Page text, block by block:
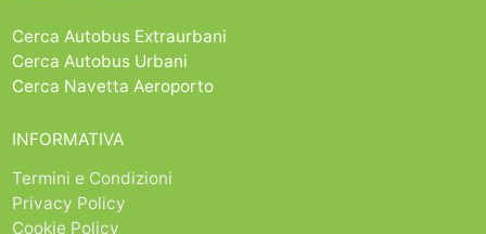
Cerca Autobus Extraurbani
Cerca Autobus Urbani
Cerca Navetta Aeroporto
INFORMATIVA
Termini e Condizioni
Privacy Policy
Cookie Policy